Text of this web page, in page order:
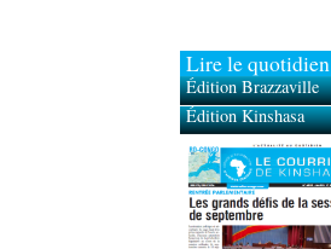
Lire le quotidien
Édition Brazzaville
Édition Kinshasa